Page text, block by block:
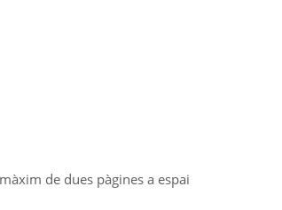
de dues pàgines a espai